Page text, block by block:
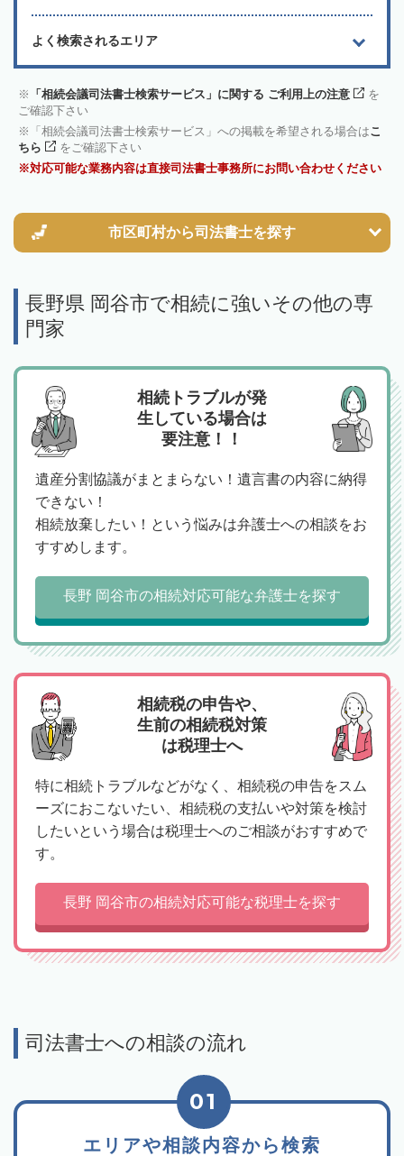
よく検索されるエリア
「相続会議司法書士検索サービス」に関する ご利用上の注意
を
ご確認下さい
「相続会議司法書士検索サービス」への掲載を希望される場合はこ
ちら
をご確認下さい
対応可能な業務内容は直接司法書士事務所にお問い合わせください
市区町村から司法書士を探す
長野県 岡谷市で相続に強いその他の専
門家
相続トラブルが発
生している場合は
要注意！！
遺産分割協議がまとまらない！遺言書の内容に納得
できない！
相続放棄したい！という悩みは弁護士への相談をお
すすめします。
長野 岡谷市の相続対応可能な弁護士を探す
相続税の申告や、
生前の相続税対策
は税理士へ
特に相続トラブルなどがなく、相続税の申告をスム
ーズにおこないたい、相続税の支払いや対策を検討
したいという場合は税理士へのご相談がおすすめで
す。
長野 岡谷市の相続対応可能な税理士を探す
司法書士への相談の流れ
エリアや相談内容から検索
01